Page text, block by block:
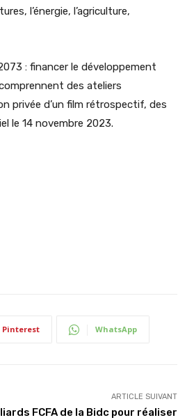
l’énergie, l’agriculture,
: financer le développement
des ateliers
privée d’un film rétrospectif, des
le 14 novembre 2023.
Pinterest WhatsApp
ARTICLE SUIVANT
FCFA de la Bidc pour réaliser